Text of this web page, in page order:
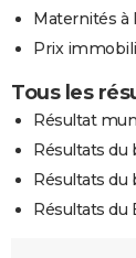
Maternités à
Prix
Tous les
Résultat
Résultats du
Résultats du
Résultats du